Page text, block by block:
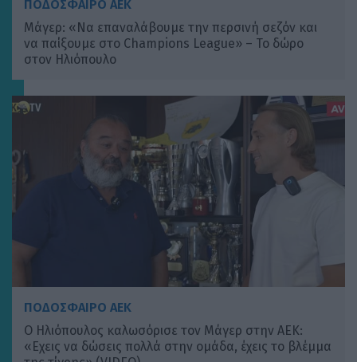
ΠΟΔΟΣΦΑΙΡΟ ΑΕΚ
Μάγερ: «Να επαναλάβουμε την περσινή σεζόν και
να παίξουμε στο Champions League» – Το δώρο
στον Ηλιόπουλο
ΠΟΔΟΣΦΑΙΡΟ ΑΕΚ
Ο Ηλιόπουλος καλωσόρισε τον Μάγερ στην ΑΕΚ:
«Εχεις να δώσεις πολλά στην ομάδα, έχεις το βλέμμα